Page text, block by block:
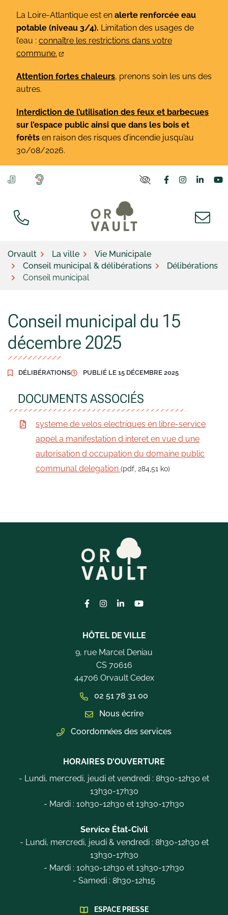
contenu
La Loire-Atlantique est en alerte renforcée eau
potable (niveau 3/4). Limitation des usages de
l’eau : connaître les restrictions dans votre
commune.
Attention fortes chaleurs, prenons soin les uns des
autres.
Interdiction de l’utilisation des feux et barbecues
sur l’espace public ainsi que dans les bois et
forêts en raison des risques d’incendie jusqu’au
30/08/2026.
Lien vers le
Lien vers
Lien
Orvault La ville
Vie Municipale
Conseil municipal & délibérations
Délibérations
Conseil municipal
Conseil municipal du 15
décembre 2025
DÉLIBÉRATIONS PUBLIÉ LE 15 DÉCEMBRE 2025
DOCUMENTS ASSOCIÉS
systeme de velos electriques en libre-service
appel a manifestation d interet en vue d une
autorisation d occupation du domaine public
communal delegation (pdf, 284,51 ko)
Lien vers le compte Facebook
Lien vers le compte Instagram
Lien vers le compte Linkedin
Lien vers la chaîne
HÔTEL DE VILLE
9, rue Marcel Deniau
CS 70616
44706 Orvault Cedex
02 51 78 31 00
Nous écrire
Coordonnées des services
HORAIRES D'OUVERTURE
- Lundi, mercredi, jeudi et vendredi : 8h30-12h30 et
13h30-17h30
- Mardi : 10h30-12h30 et 13h30-17h30
Service État-Civil
- Lundi, mercredi, jeudi & vendredi : 8h30-12h30 et
13h30-17h30
- Mardi : 10h30-12h30 et 13h30-17h30
- Samedi : 8h30-12h15
ESPACE PRESSE